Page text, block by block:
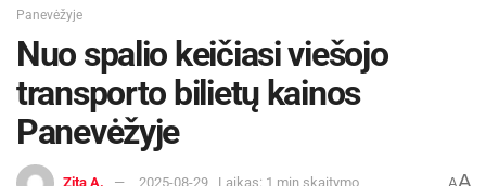
Panevėžyje
Nuo spalio keičiasi viešojo
transporto bilietų kainos
Panevėžyje
Zita A. 2025-08-29 Laikas: 1 min skaitymo